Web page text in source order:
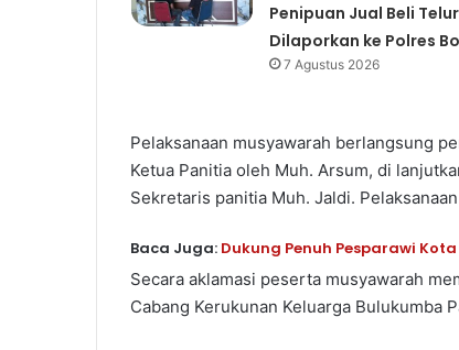
Penipuan Jual Beli Telur
Dilaporkan ke Polres
7 Agustus 2026
Pelaksanaan musyawarah berlangsung
Ketua Panitia oleh Muh. Arsum, di
Sekretaris panitia Muh. Jaldi.
Baca Juga: Dukung Penuh Pesparawi
Secara aklamasi peserta musyawarah
Cabang Kerukunan Keluarga Bulukumba